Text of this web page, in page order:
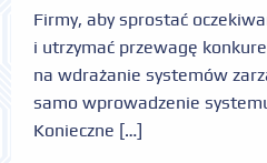
Firmy, aby sprostać
i utrzymać przewagę
na wdrażanie systemów
samo wprowadzenie
Konieczne […]